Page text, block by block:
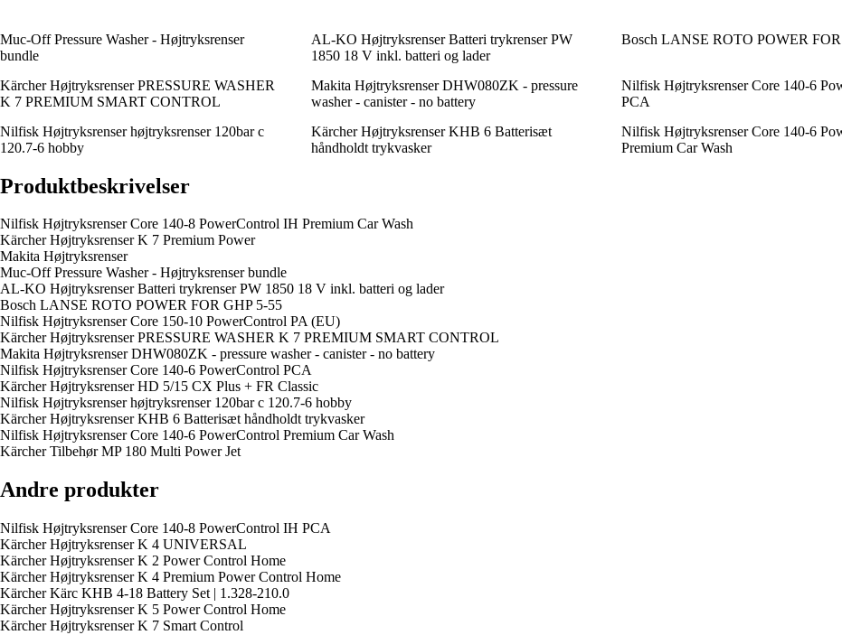
Muc-Off Pressure Washer - Højtryksrenser
bundle
AL-KO Højtryksrenser Batteri trykrenser PW
1850 18 V inkl. batteri og lader
Bosch LANSE ROTO POWER
Kärcher Højtryksrenser PRESSURE WASHER
K 7 PREMIUM SMART CONTROL
Makita Højtryksrenser DHW080ZK - pressure
washer - canister - no battery
Nilfisk Højtryksrenser Core 140-6
PCA
Nilfisk Højtryksrenser højtryksrenser 120bar c
120.7-6 hobby
Kärcher Højtryksrenser KHB 6 Batterisæt
håndholdt trykvasker
Nilfisk Højtryksrenser Core 140-6
Premium Car Wash
Produktbeskrivelser
Nilfisk Højtryksrenser Core 140-8 PowerControl IH Premium Car Wash
Kärcher Højtryksrenser K 7 Premium Power
Makita Højtryksrenser
Muc-Off Pressure Washer - Højtryksrenser bundle
AL-KO Højtryksrenser Batteri trykrenser PW 1850 18 V inkl. batteri og lader
Bosch LANSE ROTO POWER FOR GHP 5-55
Nilfisk Højtryksrenser Core 150-10 PowerControl PA (EU)
Kärcher Højtryksrenser PRESSURE WASHER K 7 PREMIUM SMART CONTROL
Makita Højtryksrenser DHW080ZK - pressure washer - canister - no battery
Nilfisk Højtryksrenser Core 140-6 PowerControl PCA
Kärcher Højtryksrenser HD 5/15 CX Plus + FR Classic
Nilfisk Højtryksrenser højtryksrenser 120bar c 120.7-6 hobby
Kärcher Højtryksrenser KHB 6 Batterisæt håndholdt trykvasker
Nilfisk Højtryksrenser Core 140-6 PowerControl Premium Car Wash
Kärcher Tilbehør MP 180 Multi Power Jet
Andre produkter
Nilfisk Højtryksrenser Core 140-8 PowerControl IH PCA
Kärcher Højtryksrenser K 4 UNIVERSAL
Kärcher Højtryksrenser K 2 Power Control Home
Kärcher Højtryksrenser K 4 Premium Power Control Home
Kärcher Kärc KHB 4-18 Battery Set | 1.328-210.0
Kärcher Højtryksrenser K 5 Power Control Home
Kärcher Højtryksrenser K 7 Smart Control